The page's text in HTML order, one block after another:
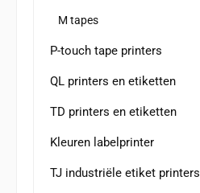
M tapes
P-touch tape printers
QL printers en etiketten
TD printers en etiketten
Kleuren labelprinter
TJ industriële etiket printers